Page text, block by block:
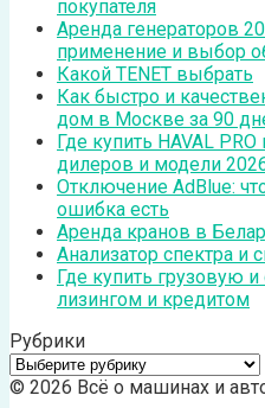
покупателя
Аренда генераторов
применение и выбор
Какой TENET выбрать
Как быстро и
дом в Москве за 90
Где купить HAVAL
дилеров и модели
Отключение AdBlue:
ошибка есть
Аренда кранов в
Анализатор спектра и
Где купить грузовую
лизингом и кредитом
Рубрики
Рубрики
© 2026 Всё о машинах и